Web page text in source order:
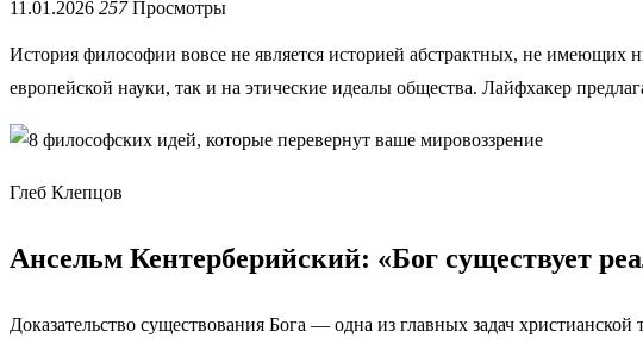
11.01.2026 257Просмотры
История философии вовсе не является историей абстрактных, не
европейской науки, так и на этические идеалы общества. Лайфхакер
Глеб Клепцов
Ансельм Кентерберийский: «Бог существует
Доказательство существования Бога — одна из главных задач